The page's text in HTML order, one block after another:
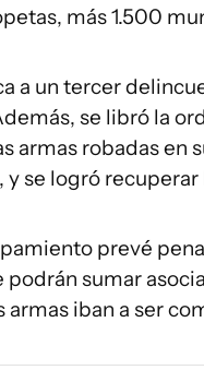
más 1.500
a un tercer
se libró la
armas robadas en
se logró recuperar
prevé
podrán sumar
armas iban a ser